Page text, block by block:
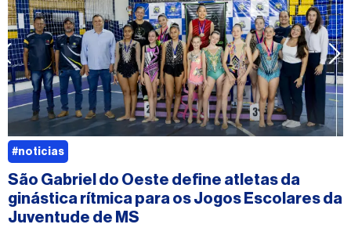
São Gabriel do Oeste define atletas da
ginástica rítmica para os Jogos Escolares da
Juventude de MS
#noticias